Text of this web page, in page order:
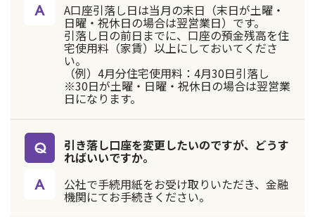
A口座引落し日は当月の末日（末日が土曜・
日曜・祝休日の場合は翌営業日）です。
引落し日の前日までに、口座の預金残高を住
宅使用料（家賃）以上にしておいてくださ
い。
（例）4月分住宅使用料：4月30日引落し
※30日が土曜・日曜・祝休日の場合は翌営業
日になります。
引き落し口座を変更したいのですが、どうす
ればいいですか。
公社で手続用紙をお受け取りいただき、金融
機関にてお手続きください。